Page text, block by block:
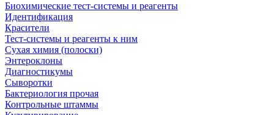
Биохимические тест-системы и реагенты
Идентификация
Красители
Тест-системы и реагенты к ним
Сухая химия (полоски)
Энтероклоны
Диагностикумы
Сыворотки
Бактериология прочая
Контрольные штаммы